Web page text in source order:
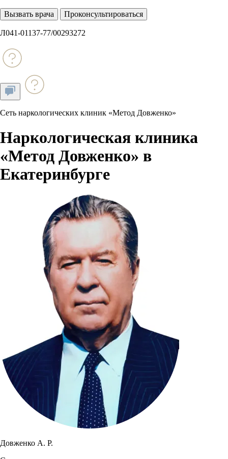
Вызвать врача Проконсультироваться
Л041-01137-77/00293272
Сеть наркологических клиник «Метод Довженко»
Наркологическая клиника
«Метод Довженко» в
Екатеринбурге
Довженко А. Р.